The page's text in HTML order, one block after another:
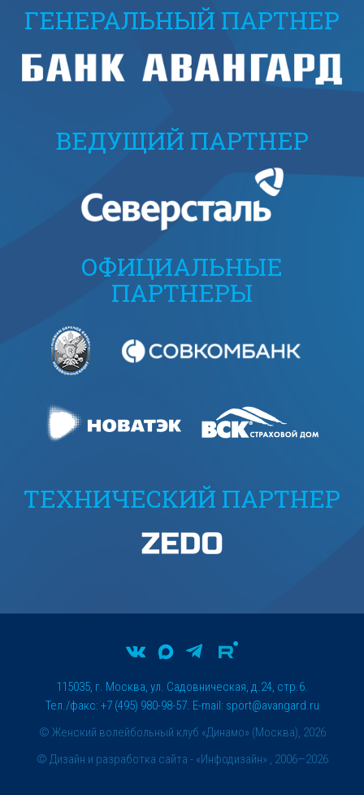
ГЕНЕРАЛЬНЫЙ ПАРТНЕР
ВЕДУЩИЙ ПАРТНЕР
ОФИЦИАЛЬНЫЕ
ПАРТНЕРЫ
ТЕХНИЧЕСКИЙ ПАРТНЕР
© Женский волейбольный клуб «Динамо» (Москва), 2026
115035, г. Москва, ул. Садовническая, д.24, стр.6.
Тел./факс: +7 (495) 980-98-57. E-mail: sport@avangard.ru
© Дизайн и разработка сайта - «Инфодизайн» , 2006—2026